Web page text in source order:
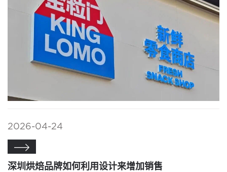
2026-04-24

深圳烘焙品牌如何利用设计来增加销售